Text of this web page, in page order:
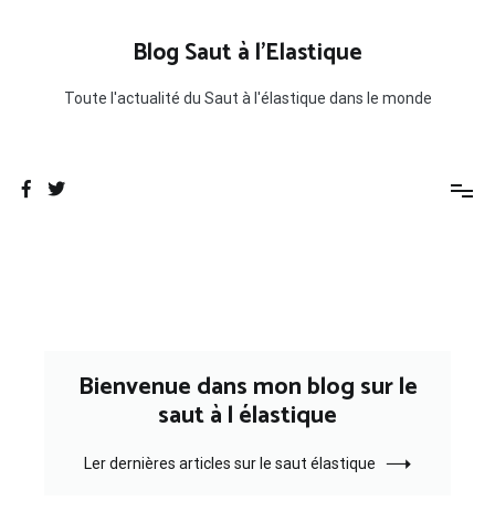
Blog Saut à l'Elastique
Toute l'actualité du Saut à l'élastique dans le monde
Bienvenue dans mon blog sur le
saut à l élastique
Ler dernières articles sur le saut élastique